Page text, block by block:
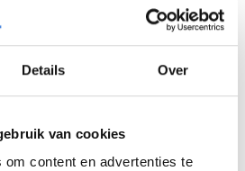
Details Over
van cookies
om content en advertenties te